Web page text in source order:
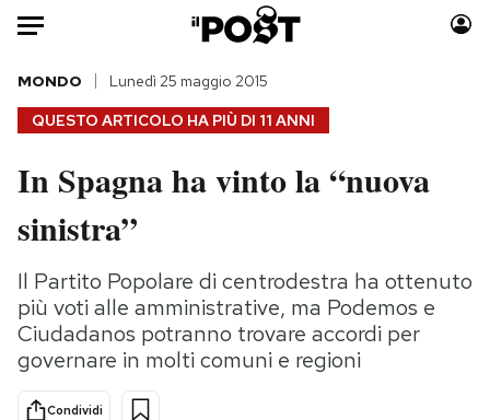
Auto
HOME
Italia
Politica
Tecnologia
Internet
Scienza
Cultura
Economia
Moda
Storie/Idee
Ok Boomer!
Media
Europa
QUESTO ARTICOLO HA PIÙ DI 11 ANNI
MONDO Lunedì 25 maggio 2015
In Spagna ha vinto la “nuova
sinistra”
Il Partito Popolare di centrodestra ha ottenuto
più voti alle amministrative, ma Podemos e
Ciudadanos potranno trovare accordi per
governare in molti comuni e regioni
Condividi